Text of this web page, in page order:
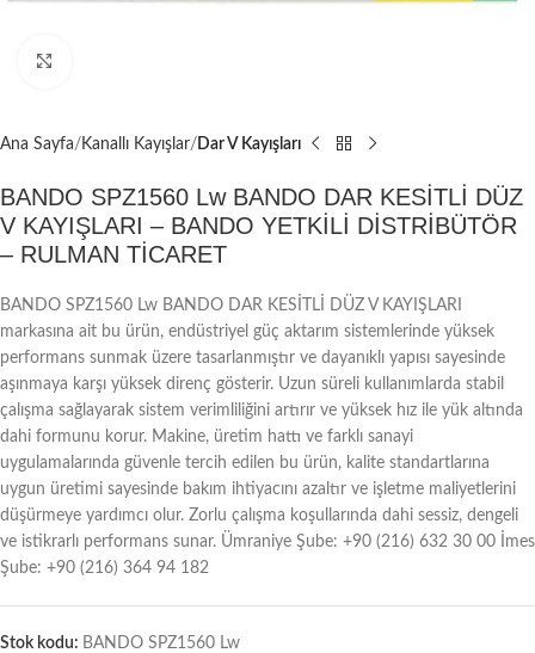
Ana Sayfa Kanallı Kayışlar Dar V Kayışları
BANDO SPZ1560 Lw BANDO DAR KESİTLİ DÜZ
V KAYIŞLARI – BANDO YETKİLİ DİSTRİBÜTÖR
– RULMAN TİCARET
BANDO SPZ1560 Lw BANDO DAR KESİTLİ DÜZ V KAYIŞLARI
markasına ait bu ürün, endüstriyel güç aktarım sistemlerinde yüksek
performans sunmak üzere tasarlanmıştır ve dayanıklı yapısı sayesinde
aşınmaya karşı yüksek direnç gösterir. Uzun süreli kullanımlarda stabil
çalışma sağlayarak sistem verimliliğini artırır ve yüksek hız ile yük altında
dahi formunu korur. Makine, üretim hattı ve farklı sanayi
uygulamalarında güvenle tercih edilen bu ürün, kalite standartlarına
uygun üretimi sayesinde bakım ihtiyacını azaltır ve işletme maliyetlerini
düşürmeye yardımcı olur. Zorlu çalışma koşullarında dahi sessiz, dengeli
ve istikrarlı performans sunar. Ümraniye Şube: +90 (216) 632 30 00 İmes
Şube: +90 (216) 364 94 182
Stok kodu: BANDO SPZ1560 Lw